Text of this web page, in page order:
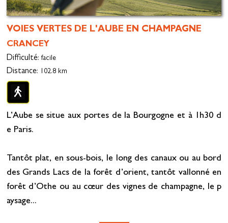
VOIES VERTES DE L'AUBE EN CHAMPAGNE
CRANCEY
Difficulté: facile
Distance: 102.8 km
L’Aube se situe aux portes de la Bourgogne et à 1h30 d
e Paris.
Tantôt plat, en sous-bois, le long des canaux ou au bord
des Grands Lacs de la forêt d’orient, tantôt vallonné en
forêt d’Othe ou au cœur des vignes de champagne, le p
aysage...